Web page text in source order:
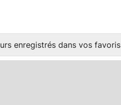
enregistrés dans vos favoris